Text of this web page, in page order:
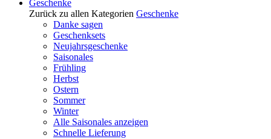
Geschenke
Zurück zu allen Kategorien Geschenke
Danke sagen
Geschenksets
Neujahrsgeschenke
Saisonales
Frühling
Herbst
Ostern
Sommer
Winter
Alle Saisonales anzeigen
Schnelle Lieferung